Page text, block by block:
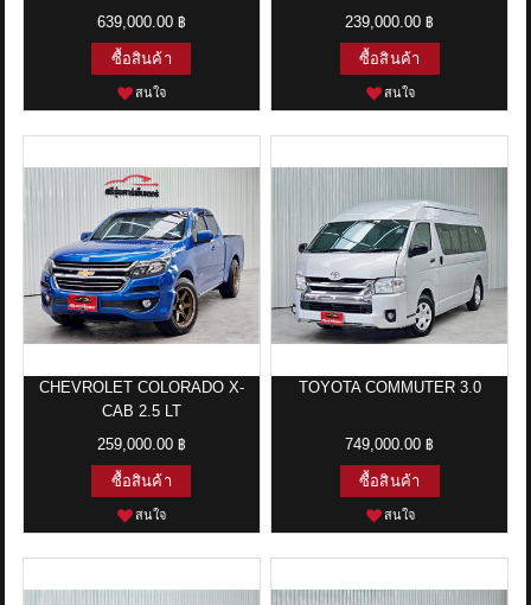
639,000.00 ฿
ซื้อสินค้า
สนใจ
239,000.00 ฿
ซื้อสินค้า
สนใจ
CHEVROLET COLORADO X-
CAB 2.5 LT
259,000.00 ฿
ซื้อสินค้า
สนใจ
TOYOTA COMMUTER 3.0
749,000.00 ฿
ซื้อสินค้า
สนใจ